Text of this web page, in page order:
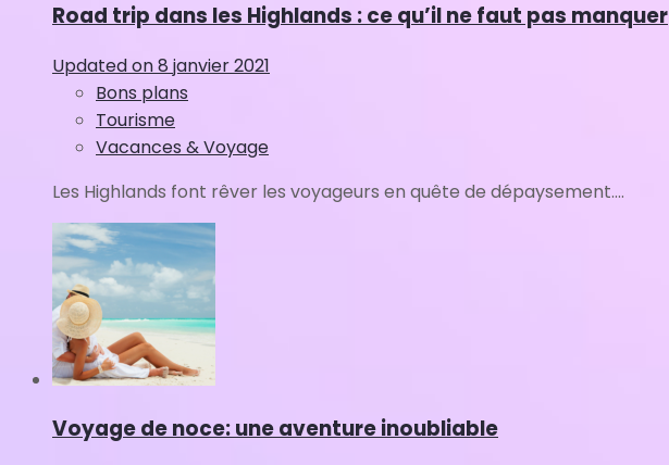
Road trip dans les Highlands : ce qu’il ne faut pas manquer
Updated on8 janvier 2021
Bons plans
Tourisme
Vacances & Voyage
Les Highlands font rêver les voyageurs en quête de dépaysement....
Voyage de noce: une aventure inoubliable